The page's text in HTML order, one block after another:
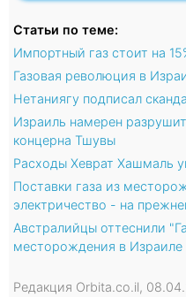
Статьи по теме:
Импортный газ стоит на
Газовая революция в
Нетаниягу подписал
Израиль намерен
концерна Тшувы
Расходы Хеврат Хашмаль
Поставки газа из
электричество - на
Австралийцы оттеснили
месторождения в Израиле
Редакция Orbita.co.il,